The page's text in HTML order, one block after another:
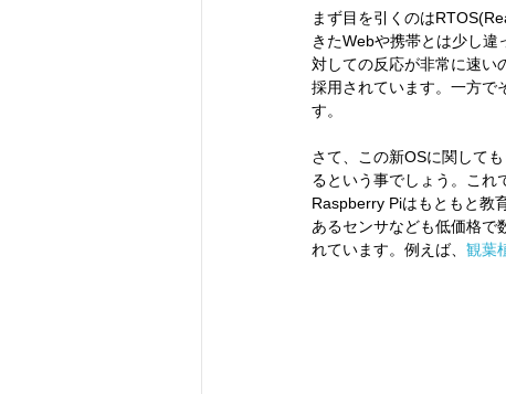
まず目を引くのは
きたWebや携帯とは少し
対しての反応が非常に速い
採用されています。一方で
す。
さて、この新OSに関して
るという事でしょう。これ
Raspberry Piはもともと教
あるセンサなども低価格で
れています。例えば、 観葉